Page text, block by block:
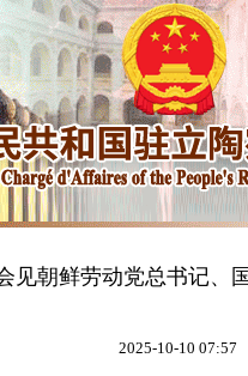
见朝鲜劳动党总书记、
2025-10-10 07:57